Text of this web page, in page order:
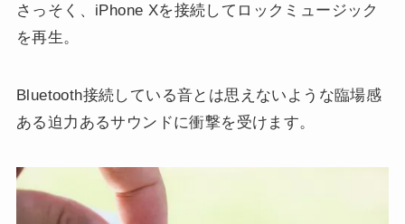
さっそく、iPhone Xを接続してロックミュージック
を再生。
Bluetooth接続している音とは思えないような臨場感
ある迫力あるサウンドに衝撃を受けます。